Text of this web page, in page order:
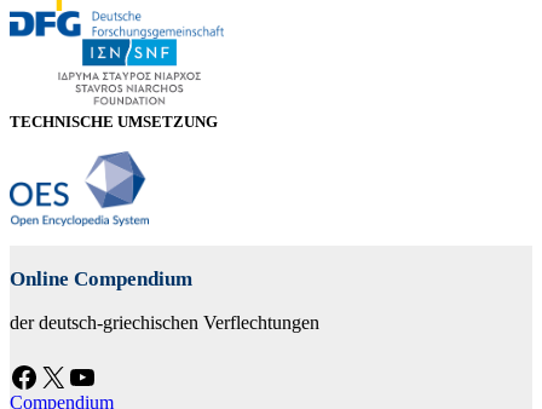
TECHNISCHE UMSETZUNG
Online Compendium
der deutsch-griechischen Verflechtungen
Facebook X YouTube
Compendium